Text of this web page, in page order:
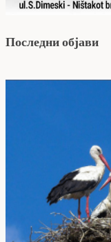
Последни објави